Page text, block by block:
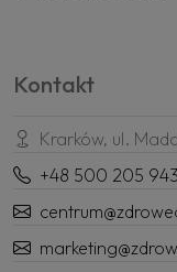
Kontakt
Krarków, ul.
+48 500 205 943